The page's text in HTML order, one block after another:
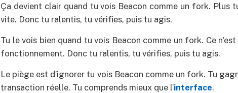
Ça devient clair quand tu vois Beacon comme un fork. Plus
vite. Donc tu ralentis, tu vérifies, puis tu agis.
Tu le vois bien quand tu vois Beacon comme un fork. Ce
fonctionnement. Donc tu ralentis, tu vérifies, puis tu agis.
Le piège est d’ignorer tu vois Beacon comme un fork. Tu
transaction réelle. Tu comprends mieux que l’interface.